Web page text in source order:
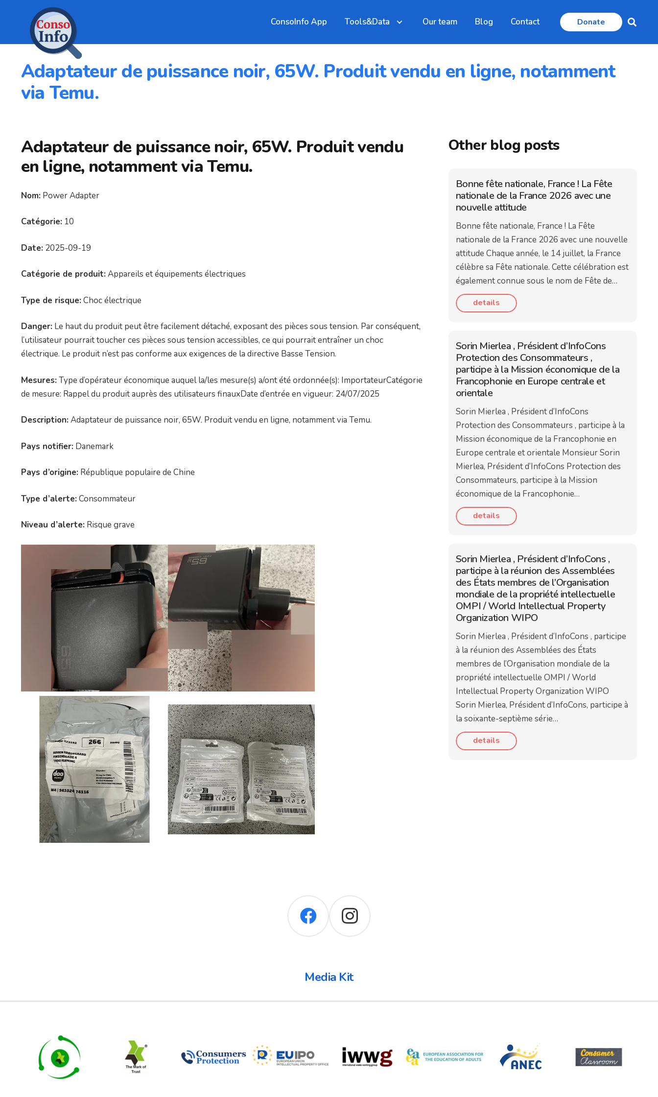
ConsoInfo App Tools&Data Our team Blog Contact Donate
Adaptateur de puissance noir, 65W. Produit vendu en ligne, notamment
via Temu.
Adaptateur de puissance noir, 65W. Produit vendu
en ligne, notamment via Temu.
Nom: Power Adapter
Catégorie: 10
Date: 2025-09-19
Catégorie de produit: Appareils et équipements électriques
Type de risque: Choc électrique
Danger: Le haut du produit peut être facilement détaché, exposant des pièces sous tension. Par conséquent,
l’utilisateur pourrait toucher ces pièces sous tension accessibles, ce qui pourrait entraîner un choc
électrique. Le produit n’est pas conforme aux exigences de la directive Basse Tension.
Mesures: Type d’opérateur économique auquel la/les mesure(s) a/ont été ordonnée(s): ImportateurCatégorie
de mesure: Rappel du produit auprès des utilisateurs finauxDate d’entrée en vigueur: 24/07/2025
Description: Adaptateur de puissance noir, 65W. Produit vendu en ligne, notamment via Temu.
Pays notifier: Danemark
Pays d’origine: République populaire de Chine
Type d’alerte: Consommateur
Niveau d’alerte: Risque grave
Other blog posts
Bonne fête nationale, France ! La Fête
nationale de la France 2026 avec une
nouvelle attitude
Bonne fête nationale, France ! La Fête
nationale de la France 2026 avec une nouvelle
attitude Chaque année, le 14 juillet, la France
célèbre sa Fête nationale. Cette célébration est
également connue sous le nom de Fête de…
details
Sorin Mierlea , Président d’InfoCons
Protection des Consommateurs ,
participe à la Mission économique de la
Francophonie en Europe centrale et
orientale
Sorin Mierlea , Président d’InfoCons
Protection des Consommateurs , participe à la
Mission économique de la Francophonie en
Europe centrale et orientale Monsieur Sorin
Mierlea, Président d’InfoCons Protection des
Consommateurs, participe à la Mission
économique de la Francophonie…
details
Sorin Mierlea , Président d’InfoCons ,
participe à la réunion des Assemblées
des États membres de l’Organisation
mondiale de la propriété intellectuelle
OMPI / World Intellectual Property
Organization WIPO
Sorin Mierlea , Président d’InfoCons , participe
à la réunion des Assemblées des États
membres de l’Organisation mondiale de la
propriété intellectuelle OMPI / World
Intellectual Property Organization WIPO
Sorin Mierlea, Président d’InfoCons, participe à
la soixante-septième série…
details
Media Kit